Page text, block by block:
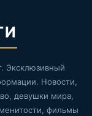
Эксклюзивный
Новости,
девушки мира,
фильмы